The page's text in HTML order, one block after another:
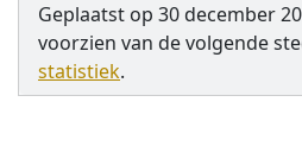
Geplaatst op 30 december
voorzien van de volgende
statistiek.